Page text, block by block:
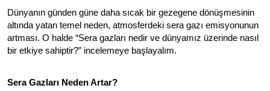
Dünyanın günden güne daha sıcak bir gezegene dönüşmesinin
altında yatan temel neden, atmosferdeki sera gazı emisyonunun
artması. O halde “Sera gazları nedir ve dünyamız üzerinde nasıl
bir etkiye sahiptir?” incelemeye başlayalım.
Sera Gazları Neden Artar?